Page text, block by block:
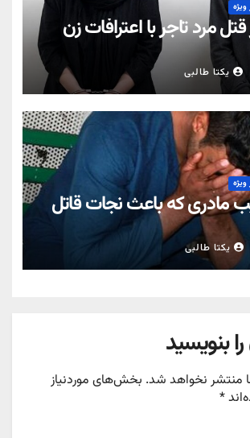
ویژه
قتل مرد تاجر با اعترافات زن
یکتا طالبی
ویژه
مادری که باعث نجات قاتل
یکتا طالبی
بنویسید
منتشر نخواهد شد. بخش‌های موردنیاز
*